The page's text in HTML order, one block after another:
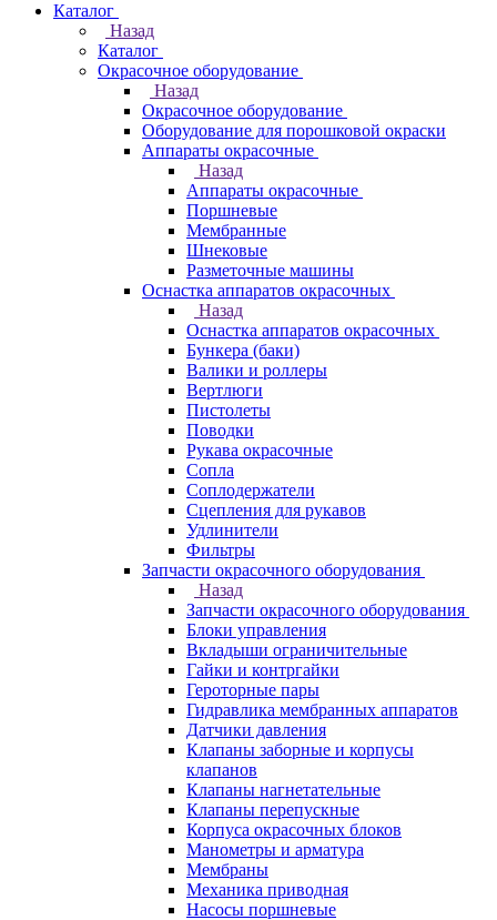
Каталог
Назад
Каталог
Окрасочное оборудование
Назад
Окрасочное оборудование
Оборудование для порошковой окраски
Аппараты окрасочные
Назад
Аппараты окрасочные
Поршневые
Мембранные
Шнековые
Разметочные машины
Оснастка аппаратов окрасочных
Назад
Оснастка аппаратов окрасочных
Бункера (баки)
Валики и роллеры
Вертлюги
Пистолеты
Поводки
Рукава окрасочные
Сопла
Соплодержатели
Сцепления для рукавов
Удлинители
Фильтры
Запчасти окрасочного оборудования
Назад
Запчасти окрасочного оборудования
Блоки управления
Вкладыши ограничительные
Гайки и контргайки
Героторные пары
Гидравлика мембранных аппаратов
Датчики давления
Клапаны заборные и корпусы
клапанов
Клапаны нагнетательные
Клапаны перепускные
Корпуса окрасочных блоков
Манометры и арматура
Мембраны
Механика приводная
Насосы поршневые